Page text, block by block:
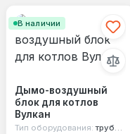
В наличии
Дымо-воздушный
блок для котлов
Вулкан
Тип оборудования: труба коаксиальная